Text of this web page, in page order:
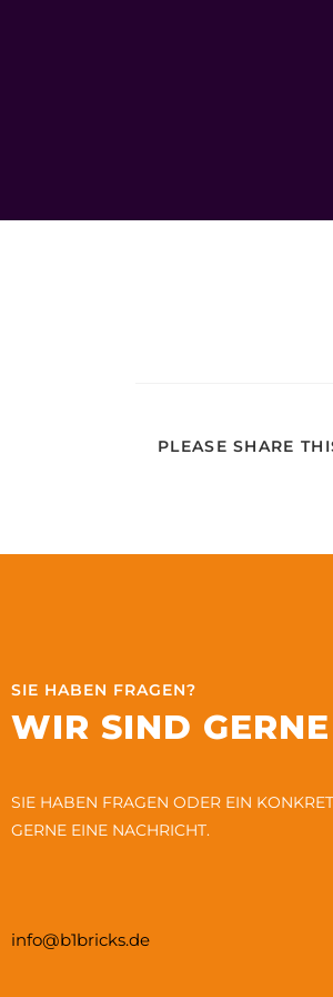
PLEASE SHARE
SIE HABEN FRAGEN?
WIR SIND
SIE HABEN FRAGEN ODER EIN
GERNE EINE NACHRICHT.
info@b1bricks.de